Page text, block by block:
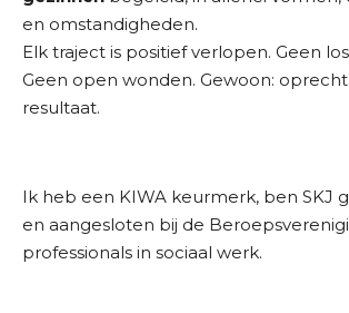
en omstandigheden.
Elk traject is positief verlopen. Geen
Geen open wonden. Gewoon:
resultaat.
Ik heb een KIWA keurmerk, ben SKJ
en aangesloten bij de
professionals in sociaal werk.